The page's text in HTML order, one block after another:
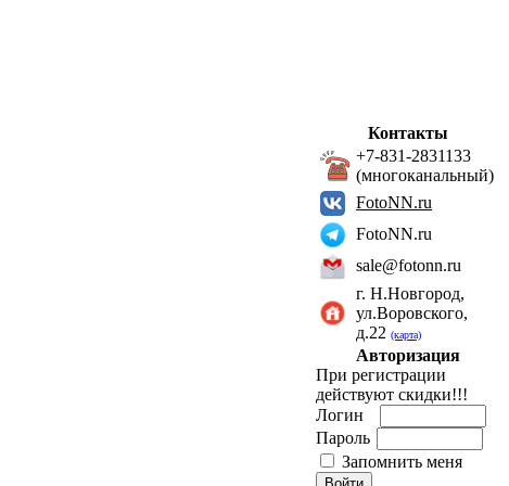
Контакты
+7-831-2831133
(многоканальный)
FotoNN.ru
FotoNN.ru
sale@fotonn.ru
г. Н.Новгород,
ул.Воровского,
д.22 (карта)
Авторизация
При регистрации
действуют скидки!!!
Логин
Пароль
Запомнить меня